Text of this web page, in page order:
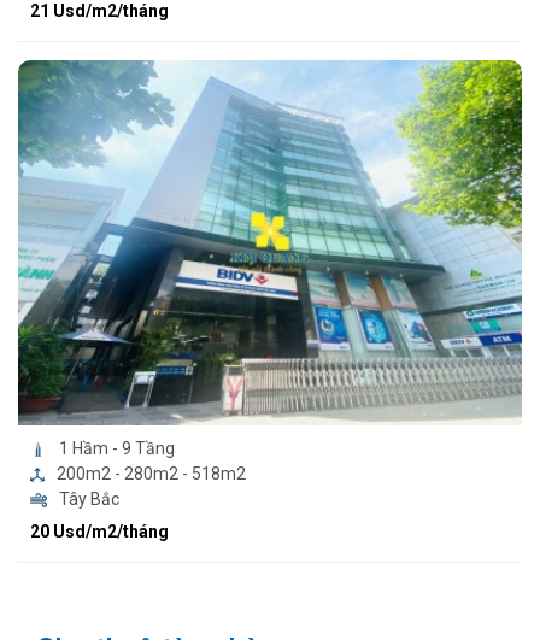
21 Usd/m2/tháng
1 Hầm - 9 Tầng
200m2 - 280m2 - 518m2
Tây Bắc
20 Usd/m2/tháng